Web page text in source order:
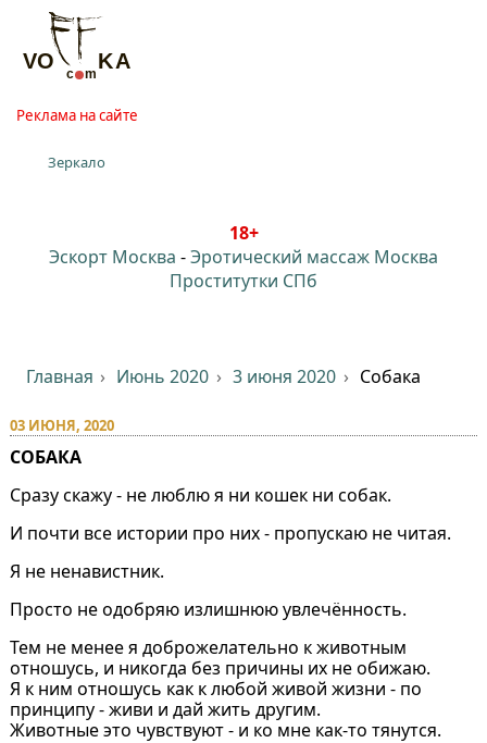
Реклама на сайте
Зеркало
18+
Эскорт Москва -Эротический массаж Москва
Проститутки СПб
Главная Июнь 2020 3 июня 2020 Собака
03 ИЮНЯ, 2020
СОБАКА
Сразу скажу - не люблю я ни кошек ни собак.
И почти все истории про них - пропускаю не читая.
Я не ненавистник.
Просто не одобряю излишнюю увлечённость.
Тем не менее я доброжелательно к животным
отношусь, и никогда без причины их не обижаю.
Я к ним отношусь как к любой живой жизни - по
принципу - живи и дай жить другим.
Животные это чувствуют - и ко мне как-то тянутся.